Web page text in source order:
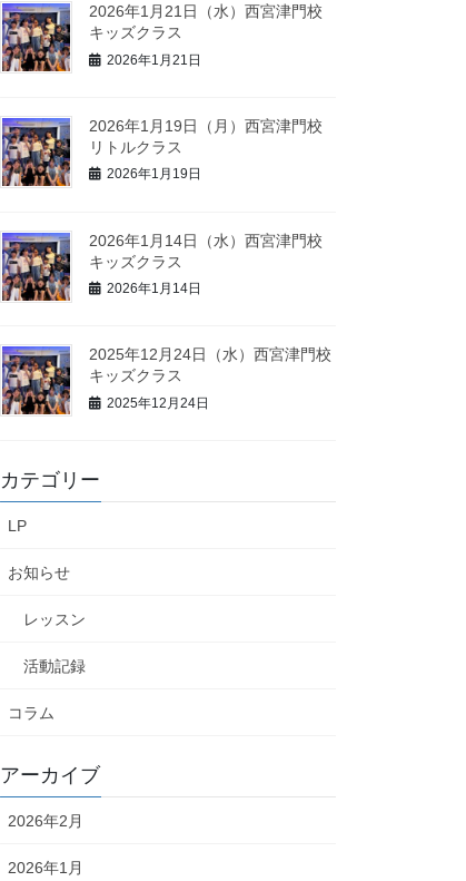
2026年1月21日（水）西宮津門校
キッズクラス
2026年1月21日
2026年1月19日（月）西宮津門校
リトルクラス
2026年1月19日
2026年1月14日（水）西宮津門校
キッズクラス
2026年1月14日
2025年12月24日（水）西宮津門校
キッズクラス
2025年12月24日
カテゴリー
LP
お知らせ
レッスン
活動記録
コラム
アーカイブ
2026年2月
2026年1月